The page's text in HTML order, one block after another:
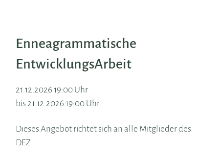
Enneagrammatische
EntwicklungsArbeit
21.12.2026 19:00 Uhr
bis 21.12.2026 19:00 Uhr
Dieses Angebot richtet sich an alle Mitglieder des
DEZ